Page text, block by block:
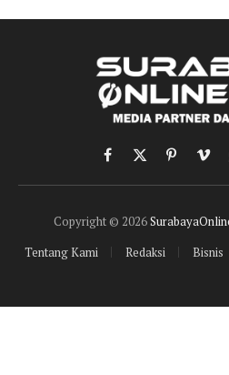
Facebook
X
(Twitter)
Pinterest
Copyright © 2026
Tentang Kami
Redaksi Bisnis